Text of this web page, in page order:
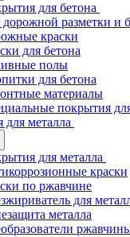
для бетона
дорожной разметки и
краски
для бетона
полы
для бетона
материалы
покрытия
металла
для металла
краски
по ржавчине
для
металла